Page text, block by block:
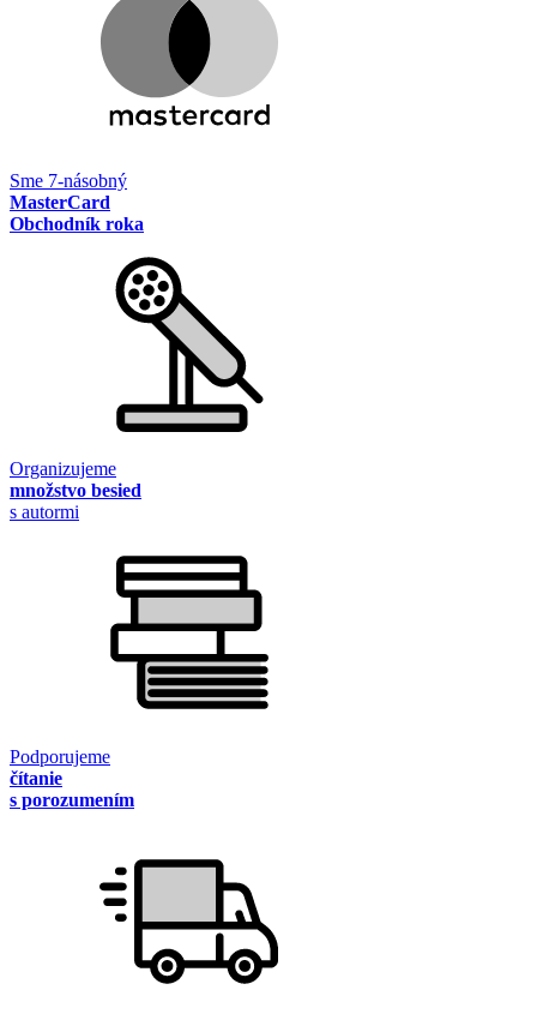
Sme 7-násobný
MasterCard
Obchodník roka
Organizujeme
množstvo besied
s autormi
Podporujeme
čítanie
s porozumením